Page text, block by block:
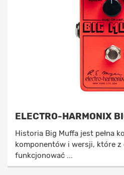
ELECTRO-HARMONIX
Historia Big Muffa jest pełna
komponentów i wersji, które z
funkcjonować ...